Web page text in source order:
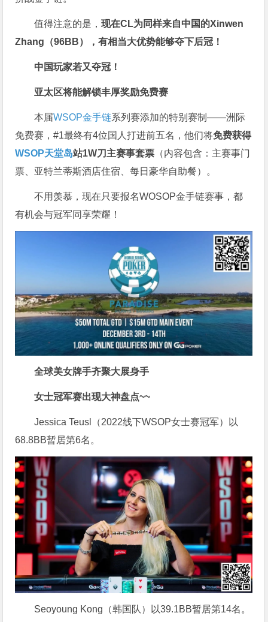
值得注意的是，现在CL为同样来自中国的Xinwen
Zhang（96BB），有相当大优势能够夺下后冠！
中国玩家若又夺冠！
亚太区将能解锁丰厚奖励免费赛
本届WSOP金手链系列赛添加的特别赛制——洲际
免费赛，#1最终有4位国人打进前五名，他们将免费获得
WSOP天堂岛站1W刀主赛事套票 （内容包含：主赛事门
票、亚特兰蒂斯酒店住宿、每日豪华自助餐）。
不用羡慕，现在只要报名WOSOP金手链赛事，都
有机会与冠军同享荣耀！
全球美女牌手齐聚大展身手
女士冠军赛出现大神盘点~~
Jessica Teusl（2022线下WSOP女士赛冠军）以
68.8BB暂居第6名。
Seoyoung Kong（韩国队）以39.1BB暂居第14名。